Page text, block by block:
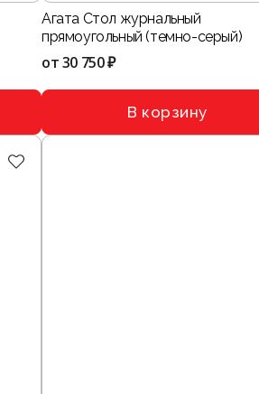
Агата Стол журнальный
прямоугольный (темно-серый)
от30 750 ₽
В корзину